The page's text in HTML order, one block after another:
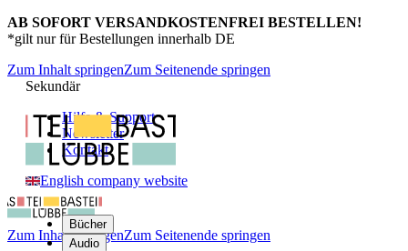
AB SOFORT VERSANDKOSTENFREI BESTELLEN!
*gilt nur für Bestellungen innerhalb DE
Zum Inhalt springenZum Seitenende springen
Sekundär
Hilfe & Support
Newsletter
Kontakt
English company website
Bücher
Audio
Zum Inhalt springenZum Seitenende springen